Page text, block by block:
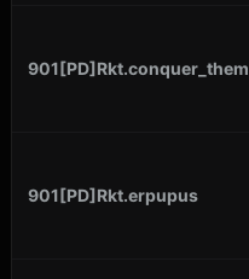
901[PD]Rkt.conquer_them
901[PD]Rkt.erpupus